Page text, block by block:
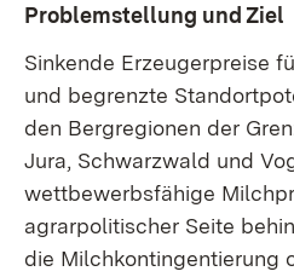
Problemstellung und Ziel
Sinkende Erzeugerpreise
und begrenzte
den Bergregionen der
Jura, Schwarzwald und
wettbewerbsfähige
agrarpolitischer Seite
die Milchkontingentierung